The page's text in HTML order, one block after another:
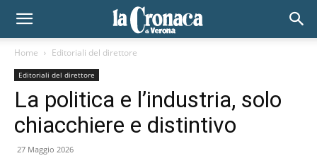
Home Editoriali del direttore
Editoriali del direttore
La politica e l’industria, solo
chiacchiere e distintivo
27 Maggio 2026